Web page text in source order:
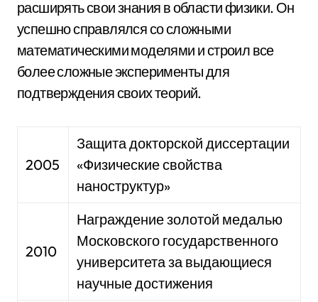
расширять свои знания в области физики. Он
успешно справлялся со сложными
математическими моделями и строил все
более сложные эксперименты для
подтверждения своих теорий.
2005
Защита докторской диссертации
«Физические свойства
наноструктур»
2010
Награждение золотой медалью
Московского государственного
университета за выдающиеся
научные достижения